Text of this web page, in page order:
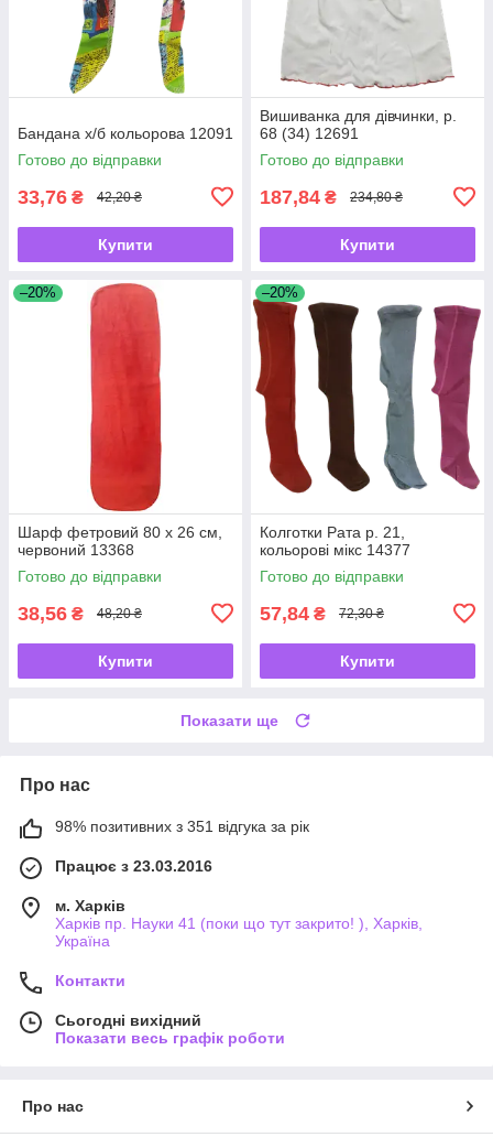
Бандана х/б кольорова 12091
Готово до відправки
33,76 ₴ 42,20 ₴
Купити
Вишиванка для дівчинки, р.
68 (34) 12691
Готово до відправки
187,84 ₴ 234,80 ₴
Купити
–20%
Шарф фетровий 80 х 26 см,
червоний 13368
Готово до відправки
38,56 ₴ 48,20 ₴
Купити
–20%
Колготки Рата р. 21,
кольорові мікс 14377
Готово до відправки
57,84 ₴ 72,30 ₴
Купити
Показати ще
Про нас
98% позитивних з 351 відгука за рік
Працює з 23.03.2016
м. Харків
Харків пр. Науки 41 (поки що тут закрито! ), Харків,
Україна
Контакти
Сьогодні вихідний
Показати весь графік роботи
Про нас